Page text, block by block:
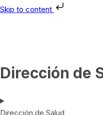
Skip to content
Dirección de
Dirección de Salud